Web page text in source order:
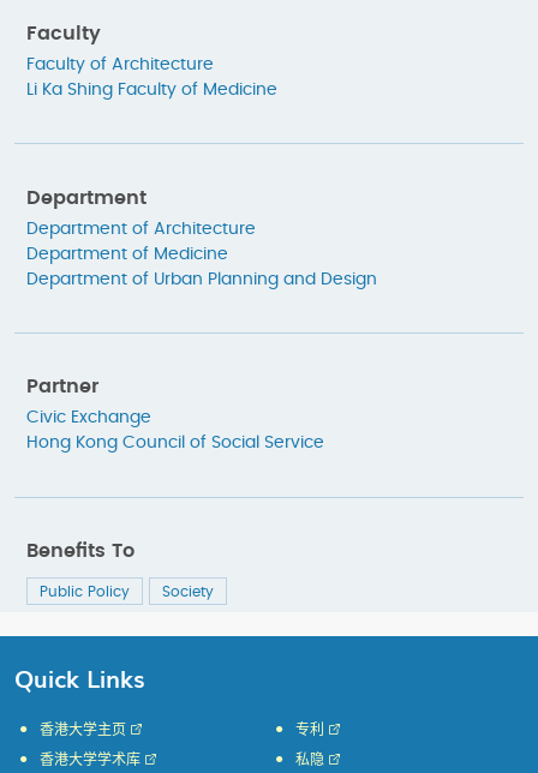
Faculty
Faculty of Architecture
Li Ka Shing Faculty of Medicine
Department
Department of Architecture
Department of Medicine
Department of Urban Planning and Design
Partner
Civic Exchange
Hong Kong Council of Social Service
Benefits To
Public Policy Society
Quick Links
香港大学主页
香港大学学术库
专利
私隐